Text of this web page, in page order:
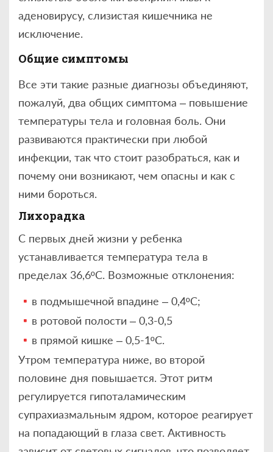
аденовирусу, слизистая кишечника не
исключение.
Общие симптомы
Все эти такие разные диагнозы объединяют,
пожалуй, два общих симптома – повышение
температуры тела и головная боль. Они
развиваются практически при любой
инфекции, так что стоит разобраться, как и
почему они возникают, чем опасны и как с
ними бороться.
Лихорадка
С первых дней жизни у ребенка
устанавливается температура тела в
пределах 36,6ºС. Возможные отклонения:
в подмышечной впадине – 0,4ºС;
в ротовой полости – 0,3-0,5
в прямой кишке – 0,5-1ºС.
Утром температура ниже, во второй
половине дня повышается. Этот ритм
регулируется гипоталамическим
супрахиазмальным ядром, которое реагирует
на попадающий в глаза свет. Активность